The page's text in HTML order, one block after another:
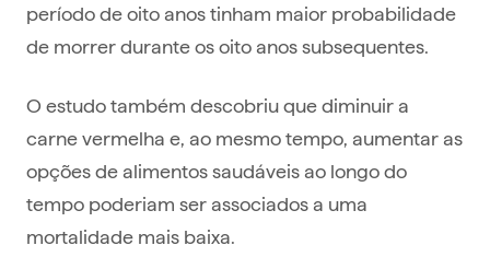
período de oito anos tinham maior probabilidade
de morrer durante os oito anos subsequentes.
O estudo também descobriu que diminuir a
carne vermelha e, ao mesmo tempo, aumentar as
opções de alimentos saudáveis ​​ao longo do
tempo poderiam ser associados a uma
mortalidade mais baixa.